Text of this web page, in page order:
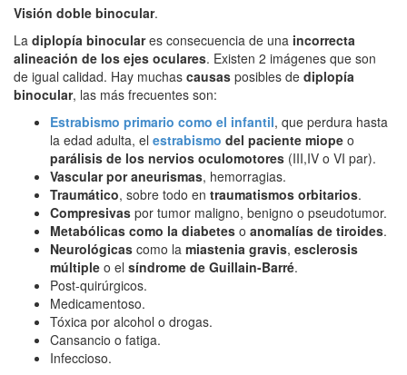
Visión doble binocular.
La diplopía binoculares consecuencia de una incorrecta
alineación de los ejes oculares. Existen 2 imágenes que son
de igual calidad. Hay muchas causas posibles de diplopía
binocular, las más frecuentes son:
Estrabismo primario como el infantil, que perdura hasta
la edad adulta, el estrabismo del paciente miope o
parálisis de los nervios oculomotores (III,IV o VI par).
Vascular por aneurismas, hemorragias.
Traumático, sobre todo en traumatismos orbitarios.
Compresivas por tumor maligno, benigno o pseudotumor.
Metabólicas como la diabetes o anomalías de tiroides.
Neurológicas como la miastenia gravis, esclerosis
múltiple o el síndrome de Guillain-Barré.
Post-quirúrgicos.
Medicamentoso.
Tóxica por alcohol o drogas.
Cansancio o fatiga.
Infeccioso.